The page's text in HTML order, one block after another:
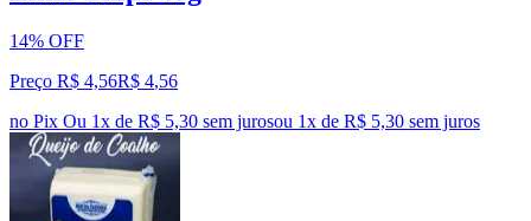
14% OFF
Preço R$ 4,56R$ 4,56
no Pix Ou 1x de R$ 5,30 sem jurosou 1x de R$ 5,30 sem juros